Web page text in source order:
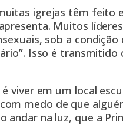
igrejas têm feito
Muitos
sob a
Isso é transmitido
viver em um local
medo de que
na luz, que a